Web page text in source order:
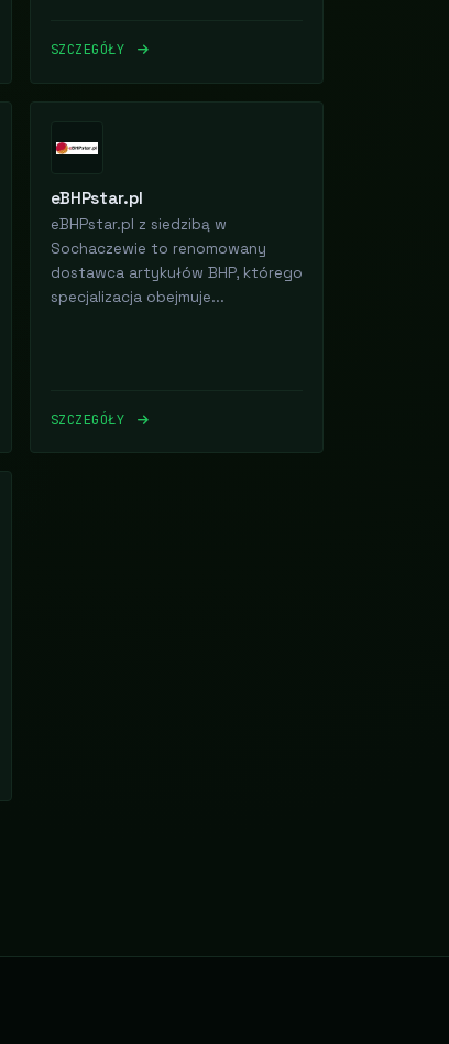
SZCZEGÓŁY
eBHPstar.pl
eBHPstar.pl z siedzibą w
Sochaczewie to renomowany
dostawca artykułów BHP, którego
specjalizacja obejmuje...
SZCZEGÓŁY